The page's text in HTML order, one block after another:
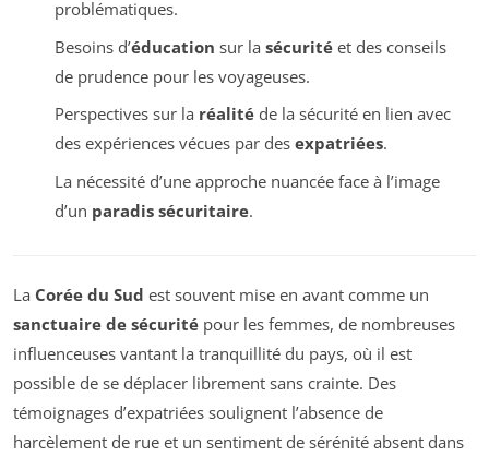
problématiques.
Besoins d’éducation sur la sécuritéet des conseils
de prudence pour les voyageuses.
Perspectives sur la réalitéde la sécurité en lien avec
des expériences vécues par des expatriées.
La nécessité d’une approche nuancée face à l’image
d’un paradis sécuritaire.
La Corée du Sud est souvent mise en avant comme un
sanctuaire de sécurité pour les femmes, de nombreuses
influenceuses vantant la tranquillité du pays, où il est
possible de se déplacer librement sans crainte. Des
témoignages d’expatriées soulignent l’absence de
harcèlement de rue et un sentiment de sérénité absent dans